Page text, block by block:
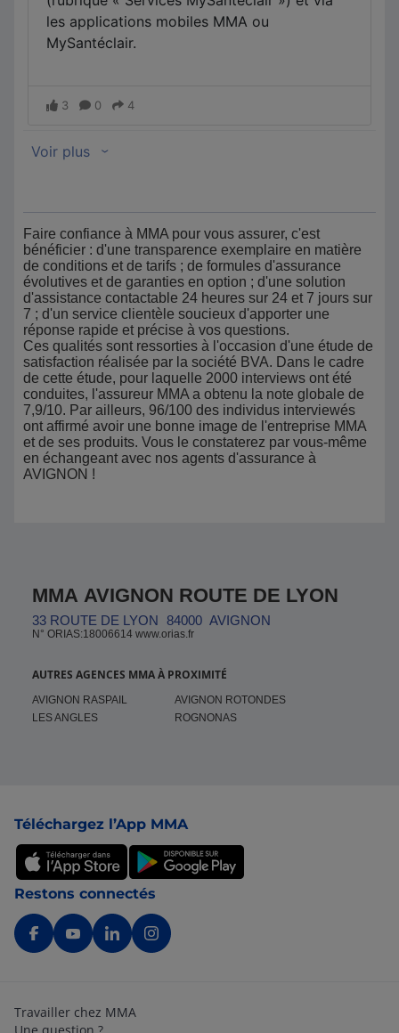
Faire confiance à MMA pour vous assurer, c'est
bénéficier : d'une transparence exemplaire en matière
de conditions et de tarifs ; de formules d'assurance
évolutives et de garanties en option ; d'une solution
d'assistance contactable 24 heures sur 24 et 7 jours sur
7 ; d'un service clientèle soucieux d'apporter une
réponse rapide et précise à vos questions.
Ces qualités sont ressorties à l'occasion d'une étude de
satisfaction réalisée par la société BVA. Dans le cadre
de cette étude, pour laquelle 2000 interviews ont été
conduites, l'assureur MMA a obtenu la note globale de
7,9/10. Par ailleurs, 96/100 des individus interviewés
ont affirmé avoir une bonne image de l'entreprise MMA
et de ses produits. Vous le constaterez par vous-même
en échangeant avec nos agents d'assurance à
AVIGNON !
MMA AVIGNON ROUTE DE LYON
33 ROUTE DE LYON 84000 AVIGNON
N° ORIAS:18006614 www.orias.fr
AUTRES AGENCES MMA À PROXIMITÉ
AVIGNON RASPAIL
AVIGNON ROTONDES
LES ANGLES
ROGNONAS
Téléchargez l’App MMA
Restons connectés
Travailler chez MMA